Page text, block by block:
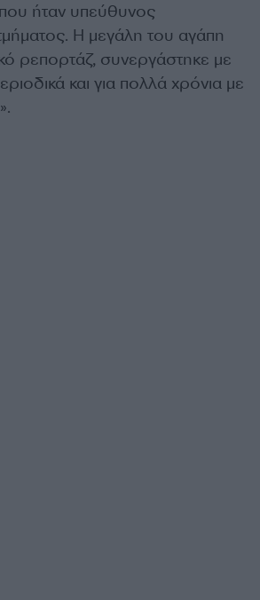
ήταν υπεύθυνος
Η μεγάλη του αγάπη
ρεπορτάζ, συνεργάστηκε με
και για πολλά χρόνια με